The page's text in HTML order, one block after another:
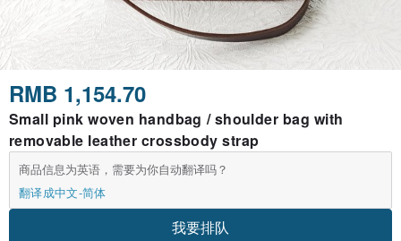
RMB 1,154.70
Small pink woven handbag / shoulder bag with
removable leather crossbody strap
商品信息为英语，需要为你自动翻译吗？
翻译成中文-简体
我要排队